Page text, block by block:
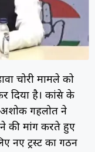
चोरी मामले को
है। कांग्रेस के
अशोक गहलोत ने
की मांग करते हुए
नए ट्रस्ट का गठन